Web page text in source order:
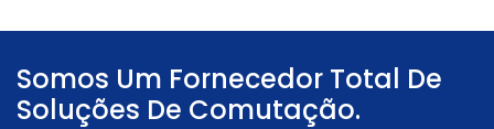
Somos Um Fornecedor Total De
Soluções De Comutação.